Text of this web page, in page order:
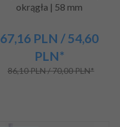
okrągła | 58 mm
67,16 PLN / 54,60
PLN*
86,10 PLN / 70,00 PLN*